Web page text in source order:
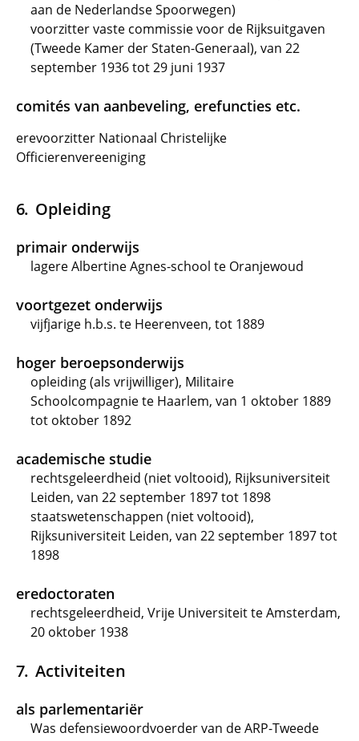
aan de Nederlandse Spoorwegen)
voorzitter vaste commissie voor de Rijksuitgaven
(Tweede Kamer der Staten-Generaal), van 22
september 1936 tot 29 juni 1937
comités van aanbeveling, erefuncties etc.
erevoorzitter Nationaal Christelijke
Officierenvereeniging
Opleiding
primair onderwijs
lagere Albertine Agnes-school te Oranjewoud
voortgezet onderwijs
vijfjarige h.b.s. te Heerenveen, tot 1889
hoger beroepsonderwijs
opleiding (als vrijwilliger), Militaire
Schoolcompagnie te Haarlem, van 1 oktober 1889
tot oktober 1892
academische studie
rechtsgeleerdheid (niet voltooid), Rijksuniversiteit
Leiden, van 22 september 1897 tot 1898
staatswetenschappen (niet voltooid),
Rijksuniversiteit Leiden, van 22 september 1897 tot
1898
eredoctoraten
rechtsgeleerdheid, Vrije Universiteit te Amsterdam,
20 oktober 1938
Activiteiten
als parlementariër
Was defensiewoordvoerder van de ARP-Tweede